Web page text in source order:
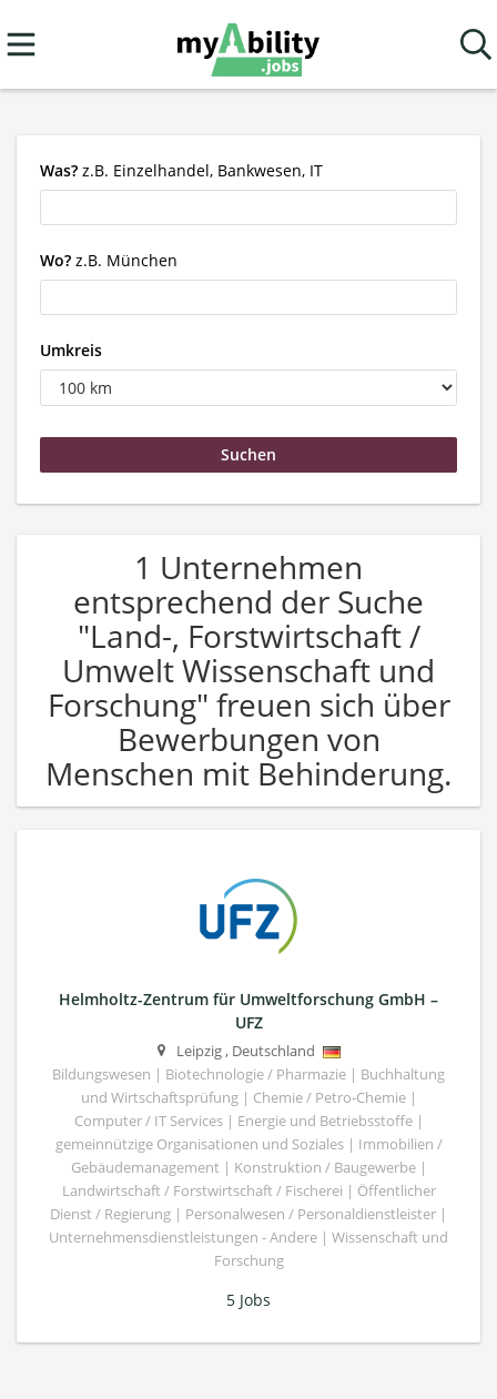
Was? z.B. Einzelhandel, Bankwesen, IT
Wo? z.B. München
Umkreis
1 Unternehmen
entsprechend der Suche
"Land-, Forstwirtschaft /
Umwelt Wissenschaft und
Forschung" freuen sich über
Bewerbungen von
Menschen mit Behinderung.
Helmholtz-Zentrum für Umweltforschung GmbH –
UFZ
Leipzig, Deutschland
Bildungswesen | Biotechnologie / Pharmazie | Buchhaltung
und Wirtschaftsprüfung | Chemie / Petro-Chemie |
Computer / IT Services | Energie und Betriebsstoffe |
gemeinnützige Organisationen und Soziales | Immobilien /
Gebäudemanagement | Konstruktion / Baugewerbe |
Landwirtschaft / Forstwirtschaft / Fischerei | Öffentlicher
Dienst / Regierung | Personalwesen / Personaldienstleister |
Unternehmensdienstleistungen - Andere | Wissenschaft und
Forschung
5 Jobs